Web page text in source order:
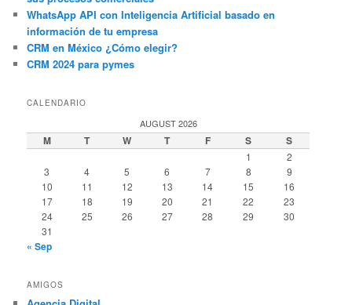
WhatsApp API con Inteligencia Artificial basado en
información de tu empresa
CRM en México ¿Cómo elegir?
CRM 2024 para pymes
CALENDARIO
AUGUST 2026
M T W T F S S
1
2
3
4 5 6 7 8
9
10
11 12 13 14 15
16
17
18 19 20 21 22
23
24
25 26 27 28 29
30
31
« Sep
AMIGOS